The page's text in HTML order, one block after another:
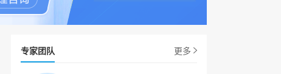
专家团队 更多